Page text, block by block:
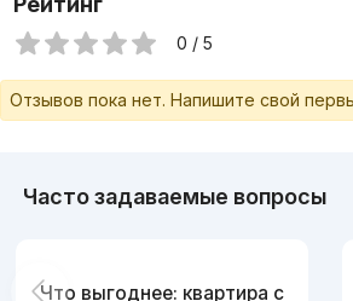
0 / 5
Отзывов пока нет. Напишите свой
Часто задаваемые вопросы
Что выгоднее: квартира с